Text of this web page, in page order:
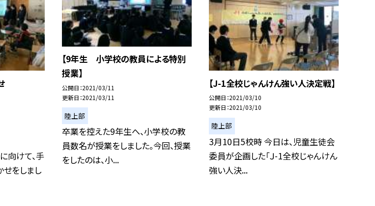
向けて、手
をしまし
【9年生 小学校の教員による特別
授業】
公開日 2021/03/11
更新日 2021/03/11
陸上部
卒業を控えた9年生へ、小学校の教
員数名が授業をしました。今回、授業
をしたのは、小...
【J-1全校じゃんけん強い人決定戦】
公開日 2021/03/10
更新日 2021/03/10
陸上部
3月10日5校時 今日は、児童生徒会
委員が企画した「Ｊ-1全校じゃんけん
強い人決...